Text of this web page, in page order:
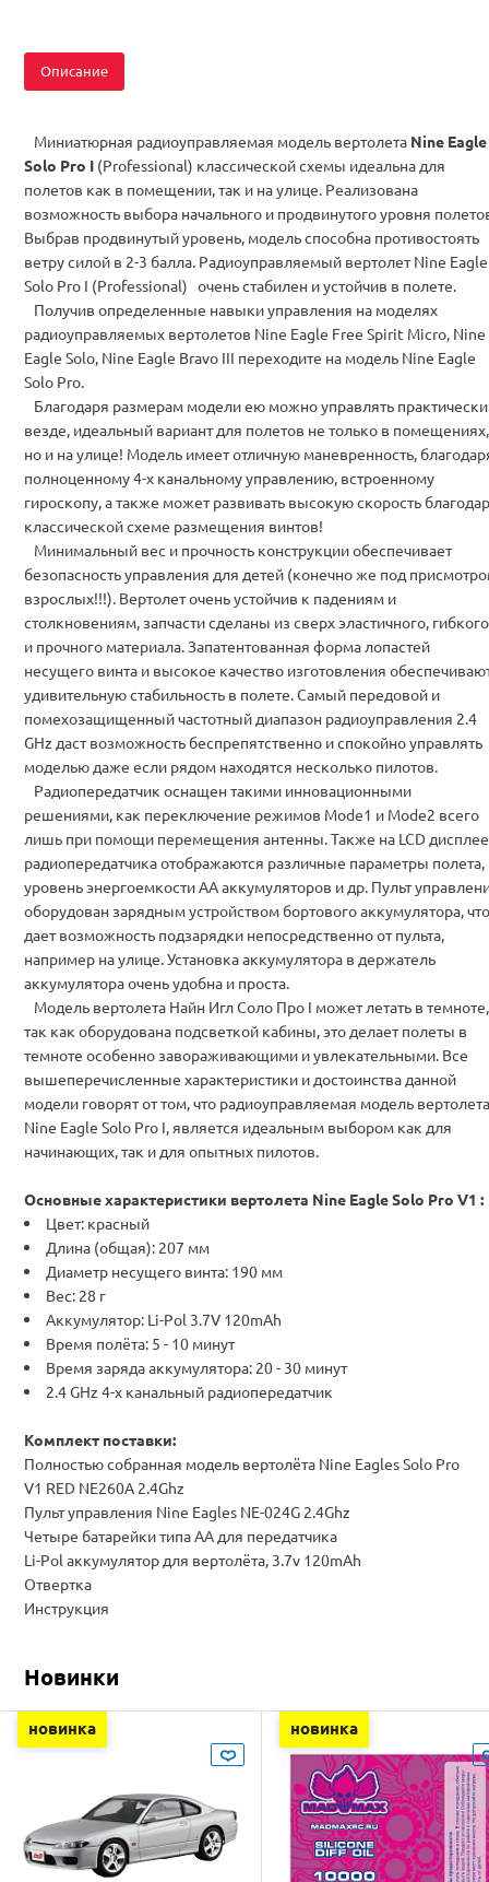
Описание
Миниатюрная радиоуправляемая модель вертолета Nine Eagle
Solo Pro I (Professional) классической схемы идеальна для
полетов как в помещении, так и на улице. Реализована
возможность выбора начального и продвинутого уровня
Выбрав продвинутый уровень, модель способна противостоять
ветру силой в 2-3 балла. Радиоуправляемый вертолет Nine Eagle
Solo Pro I (Professional) очень стабилен и устойчив в полете.
Получив определенные навыки управления на моделях
радиоуправляемых вертолетов Nine Eagle Free Spirit Micro, Nine
Eagle Solo, Nine Eagle Bravo III переходите на модель Nine Eagle
Solo Pro.
Благодаря размерам модели ею можно управлять практически
везде, идеальный вариант для полетов не только в помещениях,
но и на улице! Модель имеет отличную маневренность,
полноценному 4-х канальному управлению, встроенному
гироскопу, а также может развивать высокую скорость
классической схеме размещения винтов!
Минимальный вес и прочность конструкции обеспечивает
безопасность управления для детей (конечно же под
взрослых!!!). Вертолет очень устойчив к падениям и
столкновениям, запчасти сделаны из сверх эластичного, гибкого
и прочного материала. Запатентованная форма лопастей
несущего винта и высокое качество изготовления
удивительную стабильность в полете. Самый передовой и
помехозащищенный частотный диапазон радиоуправления 2.4
GHz даст возможность беспрепятственно и спокойно управлять
моделью даже если рядом находятся несколько пилотов.
Радиопередатчик оснащен такими инновационными
решениями, как переключение режимов Mode1 и Mode2 всего
лишь при помощи перемещения антенны. Также на LCD дисплее
радиопередатчика отображаются различные параметры полета,
уровень энергоемкости АА аккумуляторов и др. Пульт
оборудован зарядным устройством бортового аккумулятора, что
дает возможность подзарядки непосредственно от пульта,
например на улице. Установка аккумулятора в держатель
аккумулятора очень удобна и проста.
Модель вертолета Найн Игл Соло Про I может летать в темноте,
так как оборудована подсветкой кабины, это делает полеты в
темноте особенно завораживающими и увлекательными. Все
вышеперечисленные характеристики и достоинства данной
модели говорят от том, что радиоуправляемая модель вертолета
Nine Eagle Solo Pro I, является идеальным выбором как для
начинающих, так и для опытных пилотов.
Основные характеристики вертолета Nine Eagle Solo Pro V1 :
Цвет: красный
Длина (общая): 207 мм
Диаметр несущего винта: 190 мм
Вес: 28 г
Аккумулятор: Li-Pol 3.7V 120mAh
Время полёта: 5 - 10 минут
Время заряда аккумулятора: 20 - 30 минут
2.4 GHz 4-х канальный радиопередатчик
Комплект поставки:
Полностью собранная модель вертолёта Nine Eagles Solo Pro
V1 RED NE260A 2.4Ghz
Пульт управления Nine Eagles NE-024G 2.4Ghz
Четыре батарейки типа АА для передатчика
Li-Pol аккумулятор для вертолёта, 3.7v 120mAh
Отвертка
Инструкция
Новинки
новинка новинка